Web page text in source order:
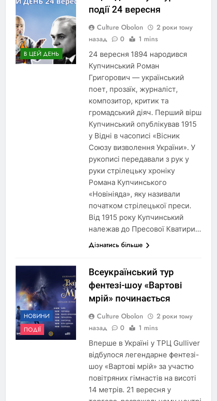
В ЦЕЙ ДЕНЬ
події 24 вересня
Culture Obolon
2 роки тому
назад
0 1 mins
24 вересня 1894 народився
Купчинський Роман
Григорович — український
поет, прозаїк, журналіст,
композитор, критик та
громадський діяч. Перший вірш
Купчинський опублікував 1915
у Відні в часописі «Вісник
Союзу визволення України». У
рукописі передавали з рук у
руки стрілецьку хроніку
Романа Купчинського
«Новініяда», яку називали
початком стрілецької преси.
Від 1915 року Купчинський
належав до Пресової Кватири…
Дізнатись більше
НОВИНИ
ПОДІЇ
Всеукраїнський тур
фентезі-шоу «Вартові
мрій» починається
Culture Obolon
2 роки тому
назад
0 1 mins
Вперше в Україні у ТРЦ Gulliver
відбулося легендарне фентезі-
шоу «Вартові мрій» за участю
повітряних гімнастів на висоті
14 метрів. 21 вересня у